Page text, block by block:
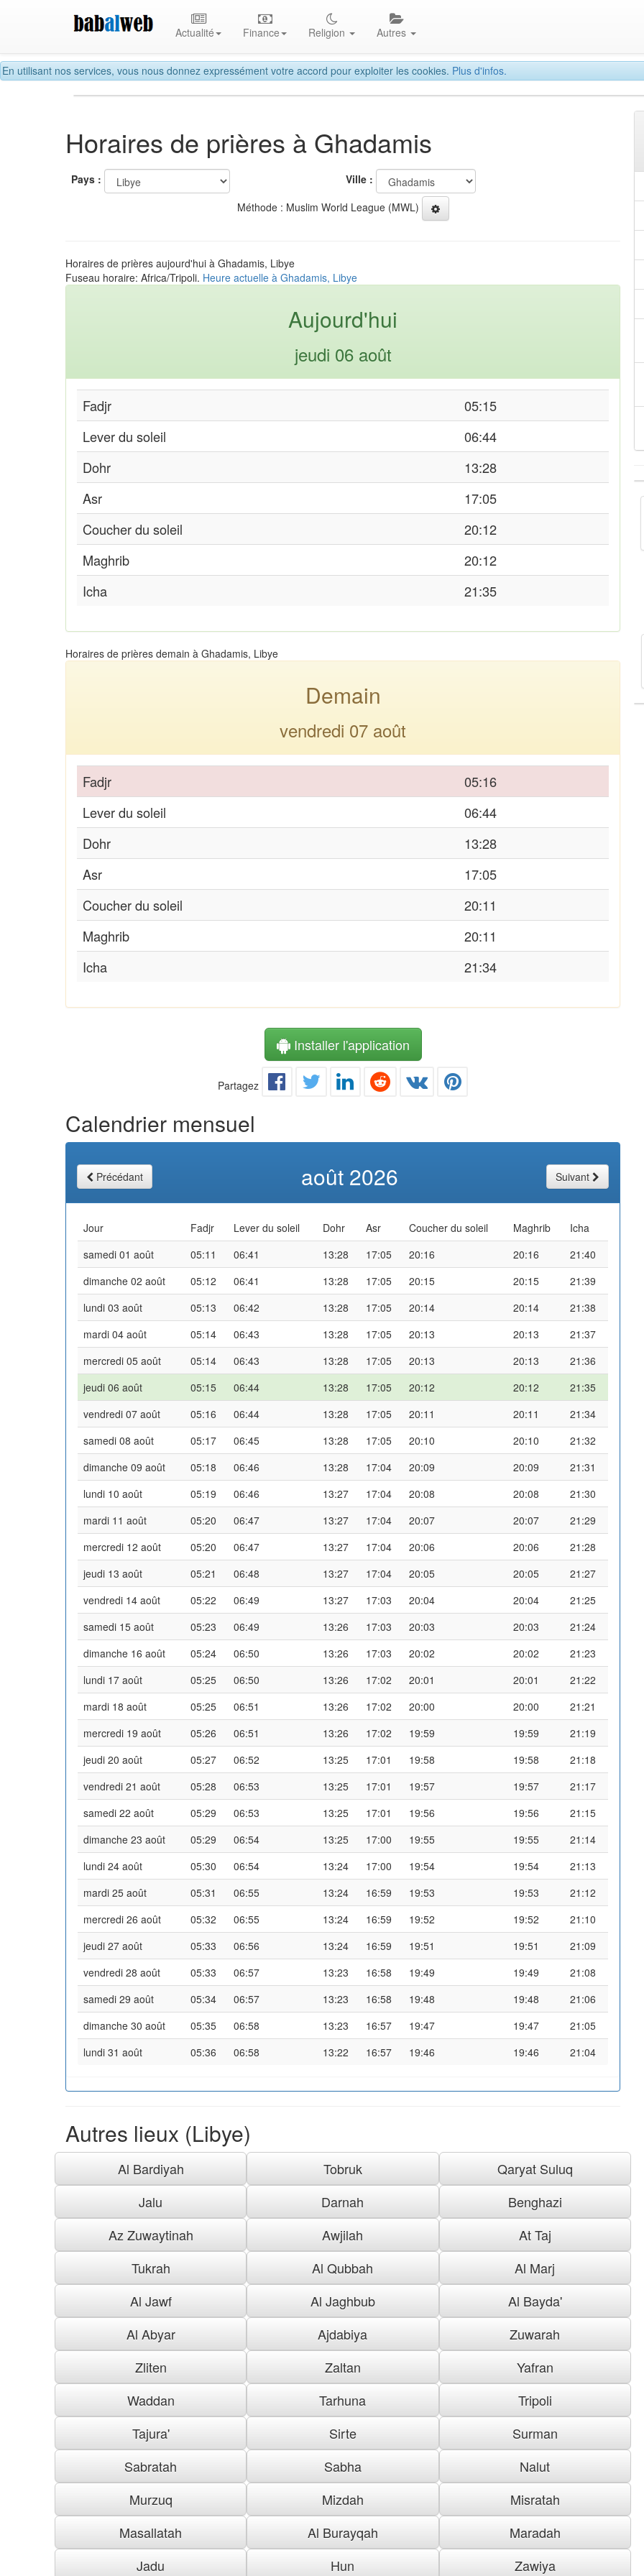
En utilisant nos services, vous nous donnez expressément votre accord pour exploiter les cookies. Plus d'infos.
Actualité Finance Religion Autres
Horaires de prières à Ghadamis
Pays :
Ville :
Méthode : Muslim World League (MWL)
Horaires de prières aujourd'hui à Ghadamis, Libye
Fuseau horaire: Africa/Tripoli. Heure actuelle à Ghadamis, Libye
Aujourd'hui
jeudi 06 août
Fadjr
05:15
Lever du soleil
06:44
Dohr
13:28
Asr
17:05
Coucher du soleil
20:12
Maghrib
20:12
Icha
21:35
Horaires de prières demain à Ghadamis, Libye
Demain
vendredi 07 août
Fadjr
05:16
Lever du soleil
06:44
Dohr
13:28
Asr
17:05
Coucher du soleil
20:11
Maghrib
20:11
Icha
21:34
Installer l'application
Partagez
Calendrier mensuel
Précédant août 2026 Suivant
Jour Fadjr Lever du soleil Dohr Asr Coucher du soleil Maghrib
Icha
samedi 01 août
05:11 06:41 13:28 17:05 20:16 20:16
21:40
dimanche 02 août
05:12 06:41 13:28 17:05 20:15 20:15
21:39
lundi 03 août
05:13 06:42 13:28 17:05 20:14 20:14
21:38
mardi 04 août
05:14 06:43 13:28 17:05 20:13 20:13
21:37
mercredi 05 août
05:14 06:43 13:28 17:05 20:13 20:13
21:36
jeudi 06 août
05:15 06:44 13:28 17:05 20:12 20:12
21:35
vendredi 07 août
05:16 06:44 13:28 17:05 20:11 20:11
21:34
samedi 08 août
05:17 06:45 13:28 17:05 20:10 20:10
21:32
dimanche 09 août
05:18 06:46 13:28 17:04 20:09 20:09
21:31
lundi 10 août
05:19 06:46 13:27 17:04 20:08 20:08
21:30
mardi 11 août
05:20 06:47 13:27 17:04 20:07 20:07
21:29
mercredi 12 août
05:20 06:47 13:27 17:04 20:06 20:06
21:28
jeudi 13 août
05:21 06:48 13:27 17:04 20:05 20:05
21:27
vendredi 14 août
05:22 06:49 13:27 17:03 20:04 20:04
21:25
samedi 15 août
05:23 06:49 13:26 17:03 20:03 20:03
21:24
dimanche 16 août
05:24 06:50 13:26 17:03 20:02 20:02
21:23
lundi 17 août
05:25 06:50 13:26 17:02 20:01 20:01
21:22
mardi 18 août
05:25 06:51 13:26 17:02 20:00 20:00
21:21
mercredi 19 août
05:26 06:51 13:26 17:02 19:59 19:59
21:19
jeudi 20 août
05:27 06:52 13:25 17:01 19:58 19:58
21:18
vendredi 21 août
05:28 06:53 13:25 17:01 19:57 19:57
21:17
samedi 22 août
05:29 06:53 13:25 17:01 19:56 19:56
21:15
dimanche 23 août
05:29 06:54 13:25 17:00 19:55 19:55
21:14
lundi 24 août
05:30 06:54 13:24 17:00 19:54 19:54
21:13
mardi 25 août
05:31 06:55 13:24 16:59 19:53 19:53
21:12
mercredi 26 août
05:32 06:55 13:24 16:59 19:52 19:52
21:10
jeudi 27 août
05:33 06:56 13:24 16:59 19:51 19:51
21:09
vendredi 28 août
05:33 06:57 13:23 16:58 19:49 19:49
21:08
samedi 29 août
05:34 06:57 13:23 16:58 19:48 19:48
21:06
dimanche 30 août
05:35 06:58 13:23 16:57 19:47 19:47
21:05
lundi 31 août
05:36 06:58 13:22 16:57 19:46 19:46 21:04
Autres lieux (Libye)
Al Bardiyah Tobruk
Qaryat Suluq
Jalu
Darnah
Benghazi
Az Zuwaytinah
Awjilah
At Taj
Tukrah
Al Qubbah
Al Marj
Al Jawf
Al Jaghbub
Al Bayda'
Al Abyar
Ajdabiya
Zuwarah
Zliten
Zaltan
Yafran
Waddan
Tarhuna
Tripoli
Tajura'
Sirte
Surman
Sabratah
Sabha
Nalut
Murzuq
Mizdah
Misratah
Masallatah
Al Burayqah
Maradah
Jadu
Hun Zawiya